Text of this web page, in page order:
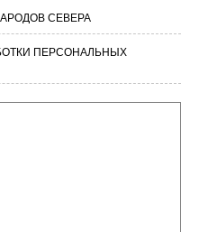
СЕВЕРА
ПЕРСОНАЛЬНЫХ